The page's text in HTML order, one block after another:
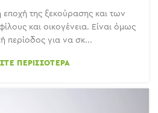
εποχή της ξεκούρασης και των
και οικογένεια. Είναι όμως
περίοδος για να σκ...
ΠΕΡΙΣΣΌΤΕΡΑ